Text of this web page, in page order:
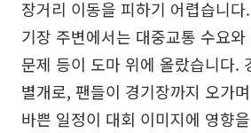
장거리 이동을 피하기 어렵습니
기장 주변에서는 대중교통 수요
문제 등이 도마 위에 올랐습니다.
별개로, 팬들이 경기장까지 오가
바쁜 일정이 대회 이미지에 영향